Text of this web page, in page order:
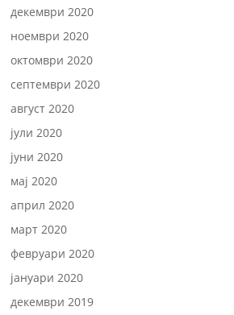
декември 2020
ноември 2020
октомври 2020
септември 2020
август 2020
јули 2020
јуни 2020
мај 2020
април 2020
март 2020
февруари 2020
јануари 2020
декември 2019